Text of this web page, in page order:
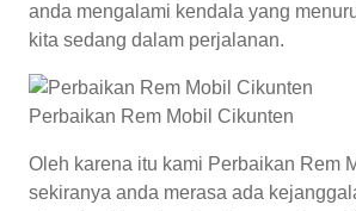
anda mengalami kendala yang
kita sedang dalam perjalanan.
Perbaikan Rem Mobil Cikunten
Oleh karena itu kami Perbaikan Rem
sekiranya anda merasa ada